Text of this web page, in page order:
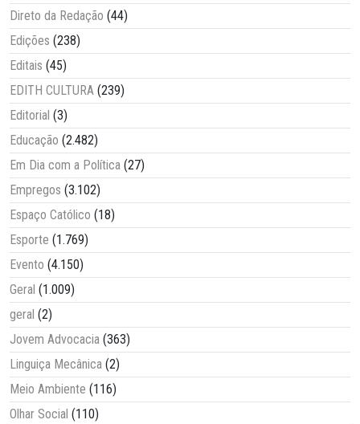
Direto da Redação (44)
Edições (238)
Editais (45)
EDITH CULTURA (239)
Editorial (3)
Educação (2.482)
Em Dia com a Política (27)
Empregos (3.102)
Espaço Católico (18)
Esporte (1.769)
Evento (4.150)
Geral (1.009)
geral (2)
Jovem Advocacia (363)
Linguiça Mecânica (2)
Meio Ambiente (116)
Olhar Social (110)